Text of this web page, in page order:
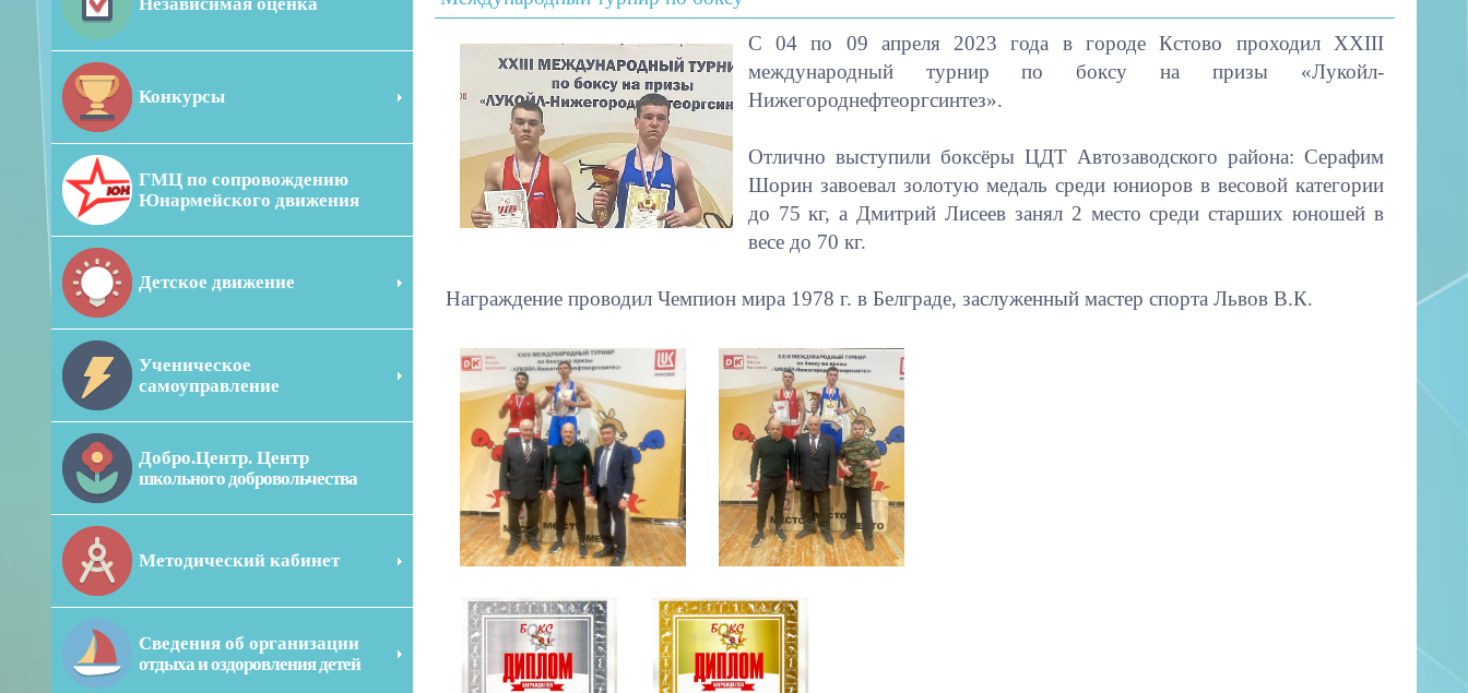
Конкурсы
ГМЦ по сопровождению
Юнармейского движения
Детское движение
Ученическое
самоуправление
Добро.Центр. Центр
школьного добровольчества
Методический кабинет
Сведения об организации
отдыха и оздоровления детей
С 04 по 09 апреля 2023 года в городе Кстово проходил ХХIII
международный турнир по боксу на призы «Лукойл-
Нижегороднефтеоргсинтез».
Отлично выступили боксёры ЦДТ Автозаводского района: Серафим
Шорин завоевал золотую медаль среди юниоров в весовой категории
до 75 кг, а Дмитрий Лисеев занял 2 место среди старших юношей в
весе до 70 кг.
Награждение проводил Чемпион мира 1978 г. в Белграде, заслуженный мастер спорта Львов В.К.